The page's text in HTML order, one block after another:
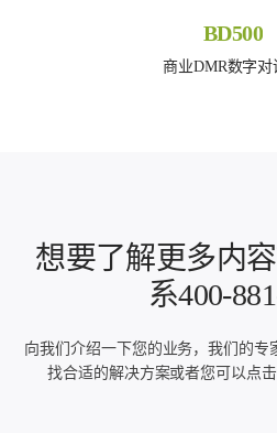
BD500
商业DMR数字对
想要了解更多内
系400-
向我们介绍一下您的业务，我们的专
找合适的解决方案或者您可以点